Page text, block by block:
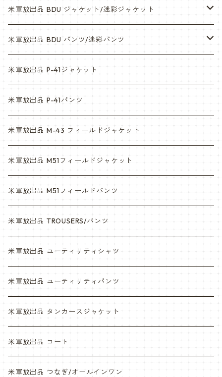
米軍放出品 BDU ジャケット/迷彩ジャケット
ウッドランド
ACU
マルチカム
3c
6c
デザート
デザートマーパット
ABU
NWU
米軍放出品 BDU パンツ/迷彩パンツ
ウッドランド
ACU
マルチカム
3c
6c
デザート
デザートマーパット
ABU
NWU
米軍放出品 P-41ジャケット
米軍放出品 P-41パンツ
米軍放出品 M-43 フィールドジャケット
米軍放出品 M51フィールドジャケット
米軍放出品 M51フィールドパンツ
米軍放出品 TROUSERS/パンツ
米軍放出品 ユーティリティシャツ
米軍放出品 ユーティリティパンツ
米軍放出品 タンカースジャケット
米軍放出品 コート
米軍放出品 つなぎ/オールインワン